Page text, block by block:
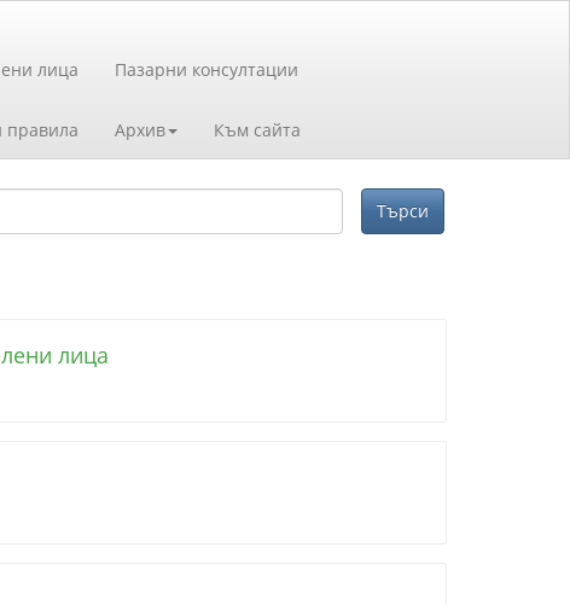
лица Пазарни консултации
Архив Към сайта
лица